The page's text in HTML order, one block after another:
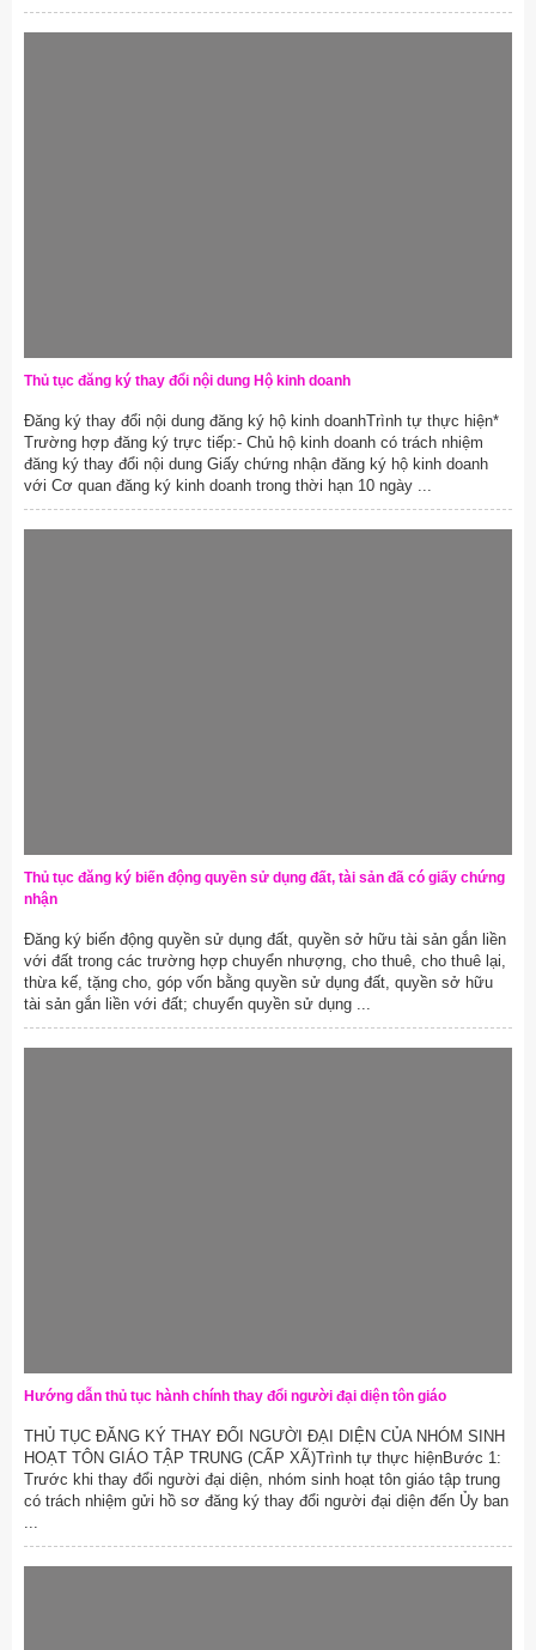
Thủ tục đăng ký thay đổi nội dung Hộ kinh doanh
Đăng ký thay đổi nội dung đăng ký hộ kinh doanhTrình tự thực hiện*
Trường hợp đăng ký trực tiếp:- Chủ hộ kinh doanh có trách nhiệm
đăng ký thay đổi nội dung Giấy chứng nhận đăng ký hộ kinh doanh
với Cơ quan đăng ký kinh doanh trong thời hạn 10 ngày ...
Thủ tục đăng ký biến động quyền sử dụng đất, tài sản đã có giấy chứng
nhận
Đăng ký biến động quyền sử dụng đất, quyền sở hữu tài sản gắn liền
với đất trong các trường hợp chuyển nhượng, cho thuê, cho thuê lại,
thừa kế, tặng cho, góp vốn bằng quyền sử dụng đất, quyền sở hữu
tài sản gắn liền với đất; chuyển quyền sử dụng ...
Hướng dẫn thủ tục hành chính thay đổi người đại diện tôn giáo
THỦ TỤC ĐĂNG KÝ THAY ĐỔI NGƯỜI ĐẠI DIỆN CỦA NHÓM SINH
HOẠT TÔN GIÁO TẬP TRUNG (CẤP XÃ)Trình tự thực hiệnBước 1:
Trước khi thay đổi người đại diện, nhóm sinh hoạt tôn giáo tập trung
có trách nhiệm gửi hồ sơ đăng ký thay đổi người đại diện đến Ủy ban
...